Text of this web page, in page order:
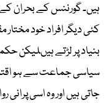
ہیں۔ گورننس کے
کئی دیگر افراد خود
بنیاد پر لڑتے ہیںلیکن
سیاسی جماعت سے ہو
جاتی ہیں اور وہ اسی